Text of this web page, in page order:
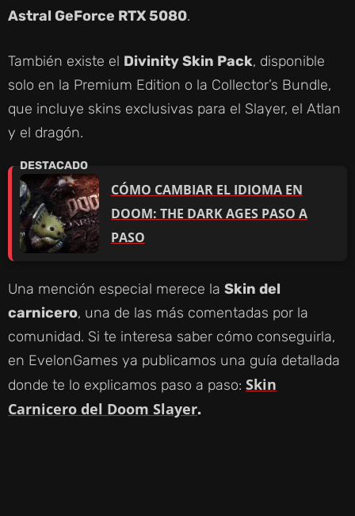
Astral GeForce RTX 5080.
También existe el Divinity Skin Pack, disponible
solo en la Premium Edition o la Collector’s Bundle,
que incluye skins exclusivas para el Slayer, el Atlan
y el dragón.
CÓMO CAMBIAR EL IDIOMA EN
DOOM: THE DARK AGES PASO A
PASO
Una mención especial merece la Skin del
carnicero, una de las más comentadas por la
comunidad. Si te interesa saber cómo conseguirla,
en EvelonGames ya publicamos una guía detallada
donde te lo explicamos paso a paso: Skin
Carnicero del Doom Slayer.